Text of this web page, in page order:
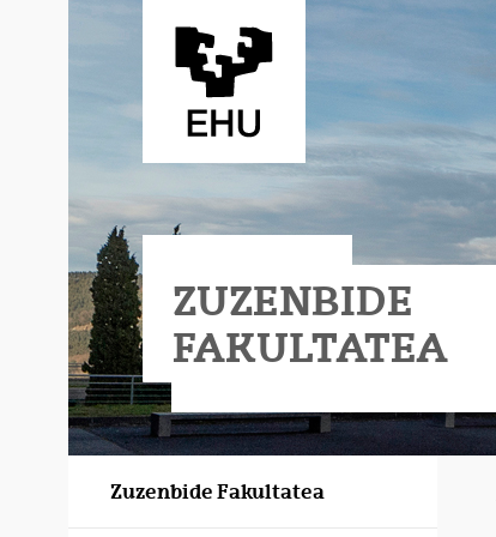
ZUZENBIDE
FAKULTATEA
Zuzenbide Fakultatea